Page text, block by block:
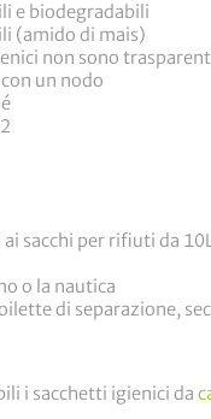
e biodegradabili
(amido di mais)
non sono
un nodo
sacchi per rifiuti da
o la nautica
di separazione,
i sacchetti igienici da